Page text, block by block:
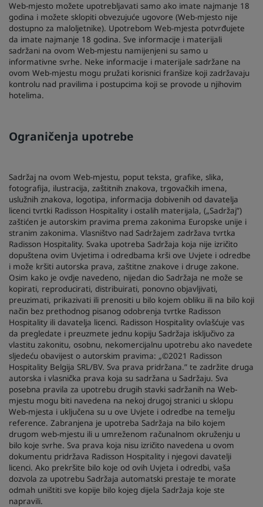
Web-mjesto možete upotrebljavati samo ako imate najmanje 18
godina i možete sklopiti obvezujuće ugovore (Web-mjesto nije
dostupno za maloljetnike). Upotrebom Web-mjesta potvrđujete
da imate najmanje 18 godina. Sve informacije i materijali
sadržani na ovom Web-mjestu namijenjeni su samo u
informativne svrhe. Neke informacije i materijale sadržane na
ovom Web-mjestu mogu pružati korisnici franšize koji zadržavaju
kontrolu nad pravilima i postupcima koji se provode u njihovim
hotelima.
Ograničenja upotrebe
Sadržaj na ovom Web-mjestu, poput teksta, grafike, slika,
fotografija, ilustracija, zaštitnih znakova, trgovačkih imena,
uslužnih znakova, logotipa, informacija dobivenih od davatelja
licenci tvrtki Radisson Hospitality i ostalih materijala, („Sadržaj”)
zaštićen je autorskim pravima prema zakonima Europske unije i
stranim zakonima. Vlasništvo nad Sadržajem zadržava tvrtka
Radisson Hospitality. Svaka upotreba Sadržaja koja nije izričito
dopuštena ovim Uvjetima i odredbama krši ove Uvjete i odredbe
i može kršiti autorska prava, zaštitne znakove i druge zakone.
Osim kako je ovdje navedeno, nijedan dio Sadržaja ne može se
kopirati, reproducirati, distribuirati, ponovno objavljivati,
preuzimati, prikazivati ili prenositi u bilo kojem obliku ili na bilo koji
način bez prethodnog pisanog odobrenja tvrtke Radisson
Hospitality ili davatelja licenci. Radisson Hospitality ovlašćuje vas
da pregledate i preuzmete jednu kopiju Sadržaja isključivo za
vlastitu zakonitu, osobnu, nekomercijalnu upotrebu ako navedete
sljedeću obavijest o autorskim pravima: „©2021 Radisson
Hospitality Belgija SRL/BV. Sva prava pridržana.” te zadržite druga
autorska i vlasnička prava koja su sadržana u Sadržaju. Sva
posebna pravila za upotrebu drugih stavki sadržanih na Web-
mjestu mogu biti navedena na nekoj drugoj stranici u sklopu
Web-mjesta i uključena su u ove Uvjete i odredbe na temelju
reference. Zabranjena je upotreba Sadržaja na bilo kojem
drugom web-mjestu ili u umreženom računalnom okruženju u
bilo koje svrhe. Sva prava koja nisu izričito navedena u ovom
dokumentu pridržava Radisson Hospitality i njegovi davatelji
licenci. Ako prekršite bilo koje od ovih Uvjeta i odredbi, vaša
dozvola za upotrebu Sadržaja automatski prestaje te morate
odmah uništiti sve kopije bilo kojeg dijela Sadržaja koje ste
napravili.